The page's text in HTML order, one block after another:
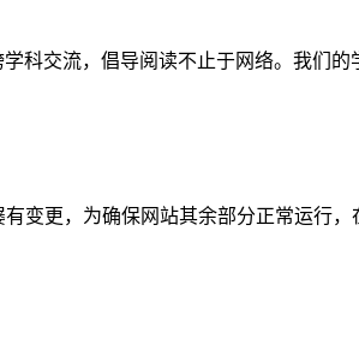
科交流，倡导阅读不止于网络。我们
变更，为确保网站其余部分正常运行